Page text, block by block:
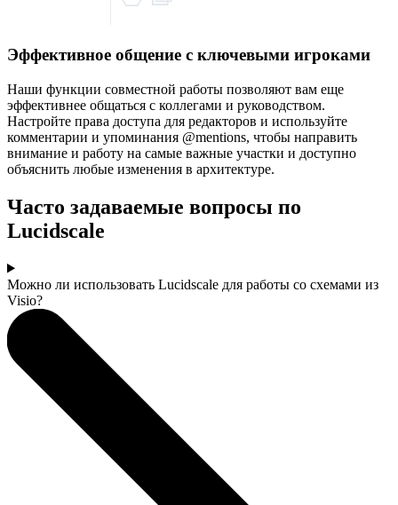
Эффективное общение с ключевыми игроками
Наши функции совместной работы позволяют вам еще
эффективнее общаться с коллегами и руководством.
Настройте права доступа для редакторов и используйте
комментарии и упоминания @mentions, чтобы направить
внимание и работу на самые важные участки и доступно
объяснить любые изменения в архитектуре.
Часто задаваемые вопросы по
Lucidscale
Можно ли использовать Lucidscale для работы со схемами из
Visio?